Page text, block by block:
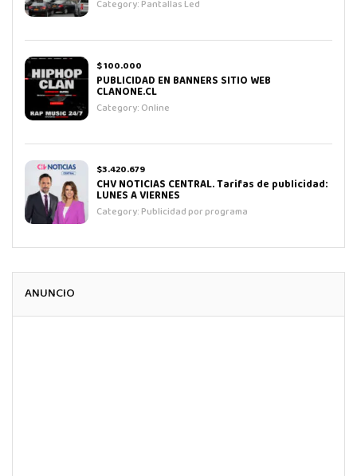
Category:Pantallas Led
$ 100.000
PUBLICIDAD EN BANNERS SITIO WEB
CLANONE.CL
Category:Online
$3.420.679
CHV NOTICIAS CENTRAL. Tarifas de publicidad:
LUNES A VIERNES
Category:Publicidad por programa
ANUNCIO